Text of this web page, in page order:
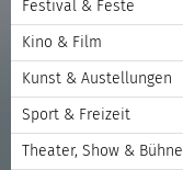
Festival & Feste
Kino & Film
Kunst & Austellungen
Sport & Freizeit
Theater, Show & Bühne